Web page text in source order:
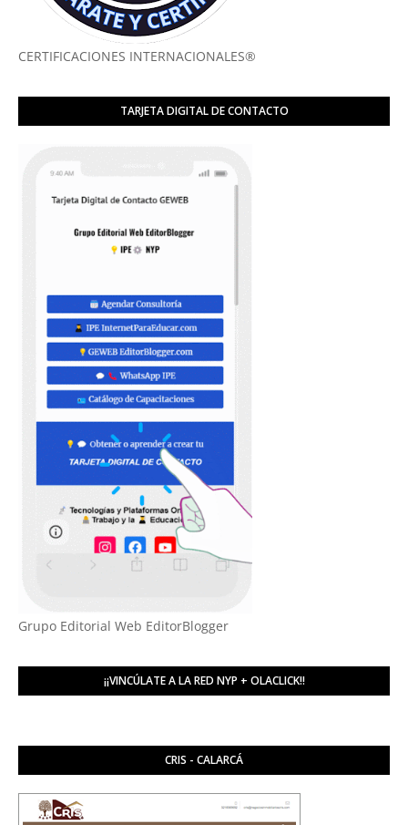
CERTIFICACIONES INTERNACIONALES®️
TARJETA DIGITAL DE CONTACTO
Grupo Editorial Web EditorBlogger
¡¡VINCÚLATE A LA RED NYP + OLACLICK!!
CRIS - CALARCÁ